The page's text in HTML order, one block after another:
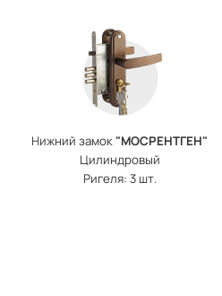
Нижний замок"МОСРЕНТГЕН"
Цилиндровый
Ригеля: 3 шт.